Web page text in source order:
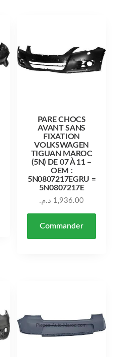
PARE CHOCS
AVANT SANS
FIXATION
VOLKSWAGEN
TIGUAN MAROC
(5N) DE 07 À 11 –
OEM :
5N0807217EGRU =
5N0807217E
1,936.00 د.م.
Commander